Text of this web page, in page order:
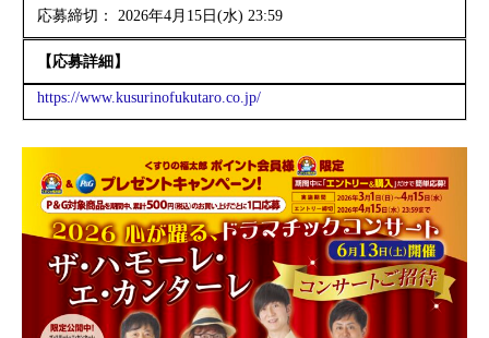
応募締切： 2026年4月15日(水) 23:59
【応募詳細】
https://www.kusurinofukutaro.co.jp/